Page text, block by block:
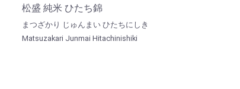
松盛 純米 ひたち錦
まつざかり じゅんまい ひたちにしき
Matsuzakari Junmai Hitachinishiki